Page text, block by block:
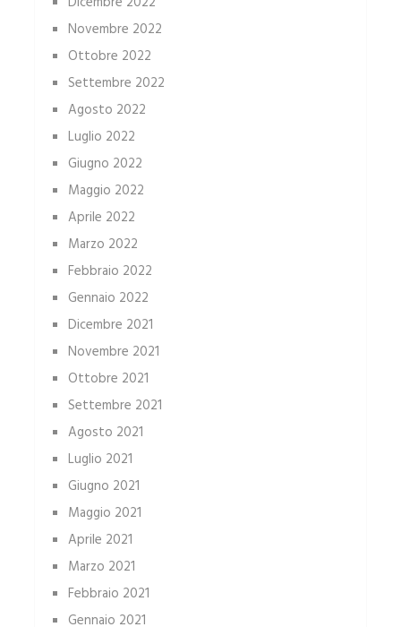
Novembre 2022
Ottobre 2022
Settembre 2022
Agosto 2022
Luglio 2022
Giugno 2022
Maggio 2022
Aprile 2022
Marzo 2022
Febbraio 2022
Gennaio 2022
Dicembre 2021
Novembre 2021
Ottobre 2021
Settembre 2021
Agosto 2021
Luglio 2021
Giugno 2021
Maggio 2021
Aprile 2021
Marzo 2021
Febbraio 2021
Gennaio 2021